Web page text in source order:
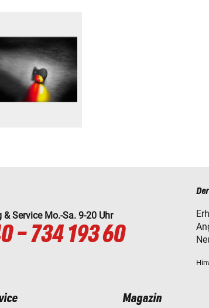
& Service Mo.-Sa. 9-20 Uhr
- 734 193 60
Magazin